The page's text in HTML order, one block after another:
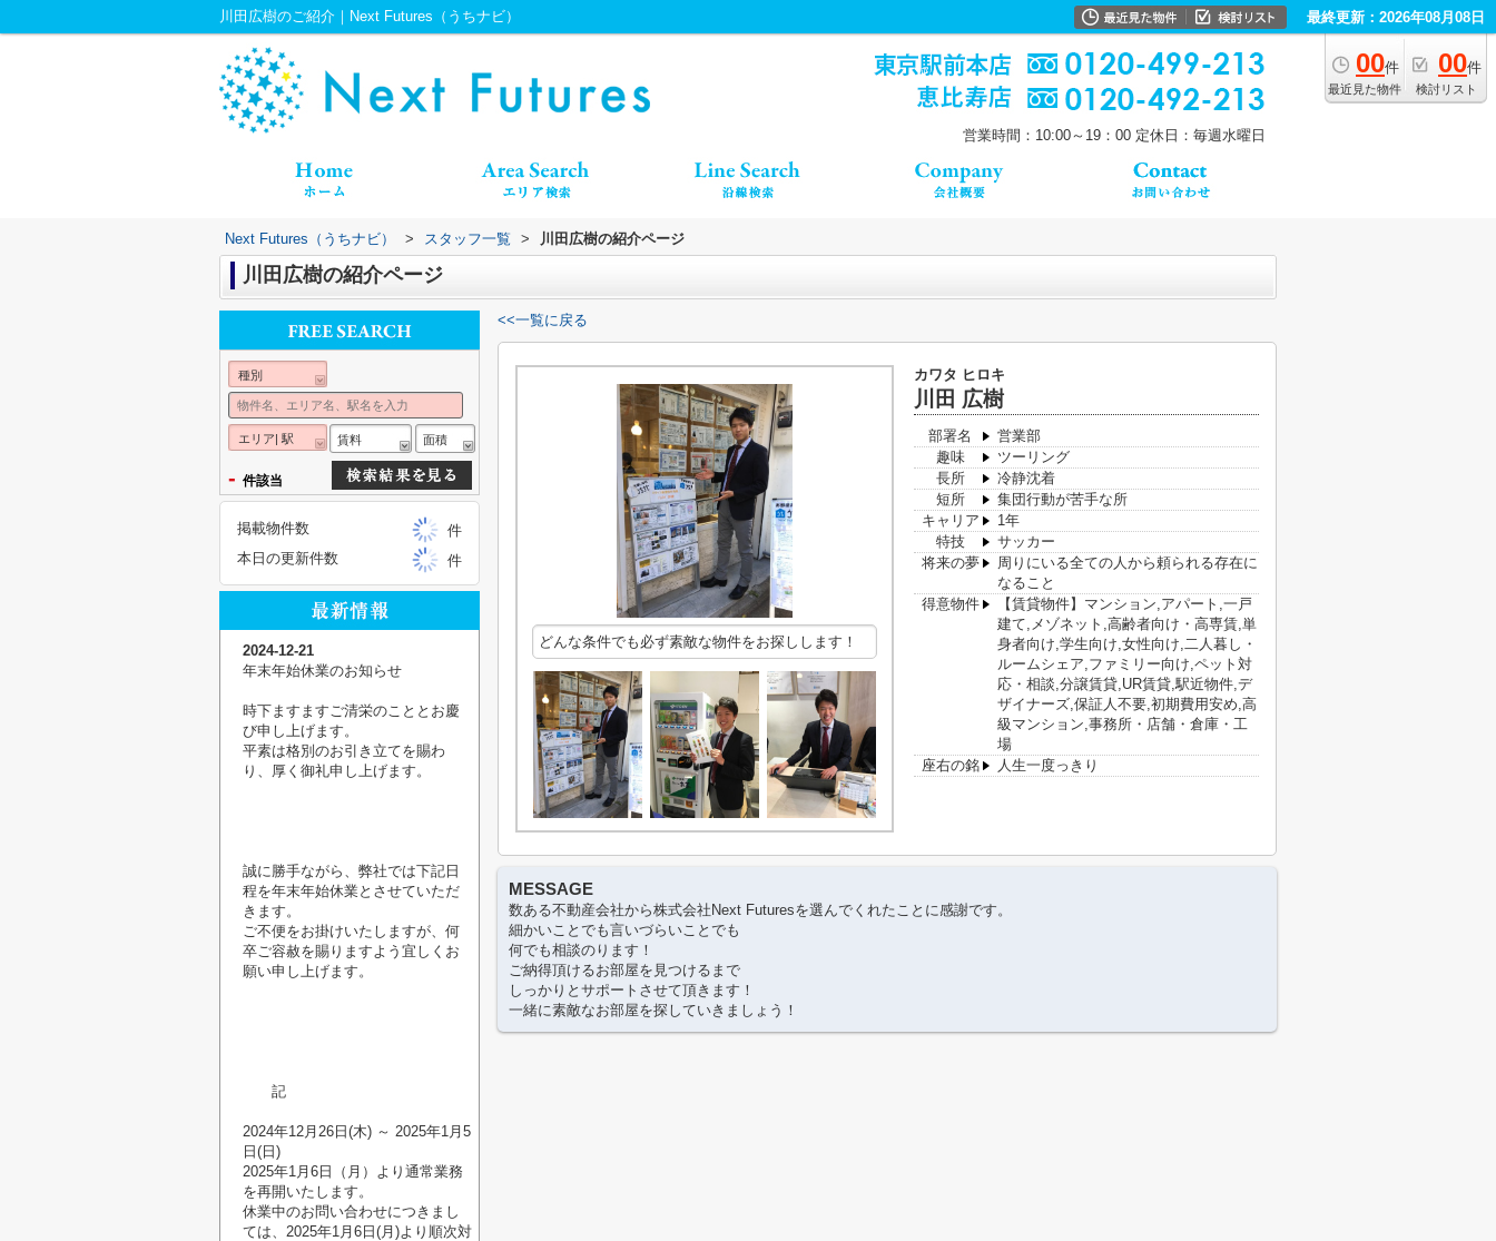
川田広樹のご紹介｜Next Futures（うちナビ） 最終更新：2026年08月08日
00件
最近見た物件
00件
検討リスト
営業時間：10:00～19：00 定休日：毎週水曜日
Next Futures（うちナビ） > スタッフ一覧 > 川田広樹の紹介ページ
川田広樹の紹介ページ
<<一覧に戻る
どんな条件でも必ず素敵な物件をお探しします！
カワタ ヒロキ
川田 広樹
部署名
営業部
趣味
ツーリング
長所
冷静沈着
短所
集団行動が苦手な所
キャリア
1年
特技
サッカー
将来の夢
周りにいる全ての人から頼られる存在に
なること
得意物件
【賃貸物件】マンション,アパート,一戸
建て,メゾネット,高齢者向け・高専賃,単
身者向け,学生向け,女性向け,二人暮し・
ルームシェア,ファミリー向け,ペット対
応・相談,分譲賃貸,UR賃貸,駅近物件,デ
ザイナーズ,保証人不要,初期費用安め,高
級マンション,事務所・店舗・倉庫・工
場
座右の銘
人生一度っきり
MESSAGE
数ある不動産会社から株式会社Next Futuresを選んでくれたことに感謝です。
細かいことでも言いづらいことでも
何でも相談のります！
ご納得頂けるお部屋を見つけるまで
しっかりとサポートさせて頂きます！
一緒に素敵なお部屋を探していきましょう！
種別
エリア| 駅 賃料 面積
- 件該当
掲載物件数
件
本日の更新件数
件
2024-12-21
年末年始休業のお知らせ
時下ますますご清栄のこととお慶
び申し上げます。
平素は格別のお引き立てを賜わ
り、厚く御礼申し上げます。
誠に勝手ながら、弊社では下記日
程を年末年始休業とさせていただ
きます。
ご不便をお掛けいたしますが、何
卒ご容赦を賜りますよう宜しくお
願い申し上げます。
記
2024年12月26日(木) ～ 2025年1月5
日(日)
2025年1月6日（月）より通常業務
を再開いたします。
休業中のお問い合わせにつきまし
ては、2025年1月6日(月)より順次対